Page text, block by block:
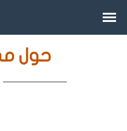
حول